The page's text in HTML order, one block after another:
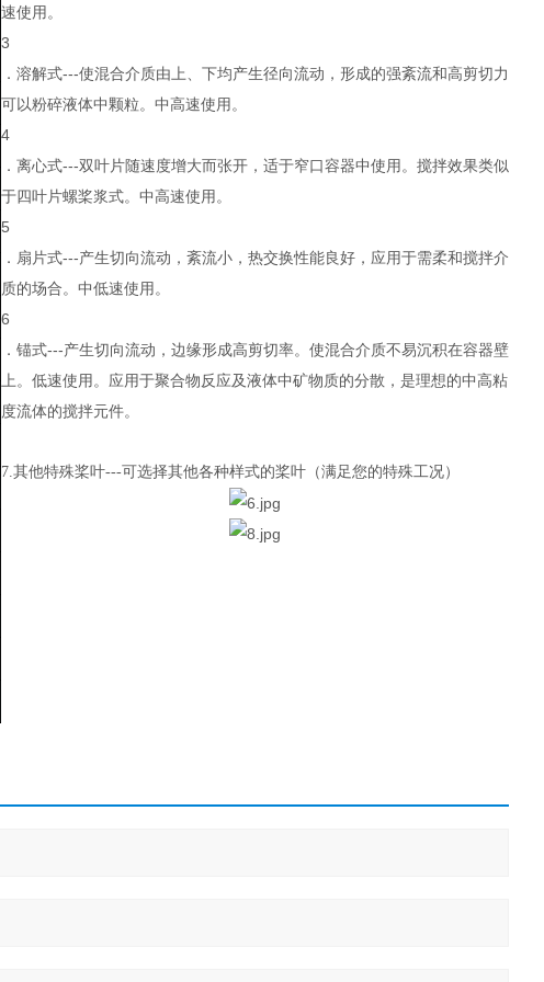
速使用。
3
．溶解式---使混合介质由上、下均产生径向流动，形成的强紊流和高剪切力
可以粉碎液体中颗粒。中高速使用。
4
．离心式---双叶片随速度增大而张开，适于窄口容器中使用。搅拌效果类似
于四叶片螺桨浆式。中高速使用。
5
．扇片式---产生切向流动，紊流小，热交换性能良好，应用于需柔和搅拌介
质的场合。中低速使用。
6
．锚式---产生切向流动，边缘形成高剪切率。使混合介质不易沉积在容器壁
上。低速使用。应用于聚合物反应及液体中矿物质的分散，是理想的中高粘
度流体的搅拌元件。
7.其他特殊桨叶---可选择其他各种样式的桨叶（满足您的特殊工况）